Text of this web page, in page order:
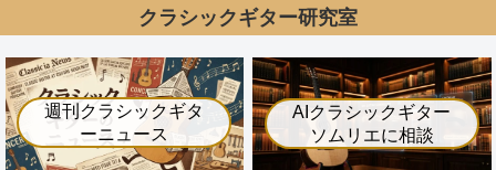
クラシックギター研究室
週刊クラシックギタ
ーニュース
AIクラシックギター
ソムリエに相談